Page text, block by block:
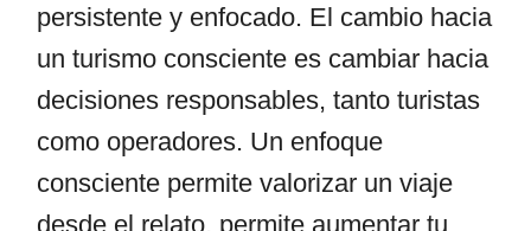
persistente y enfocado. El cambio hacia
un turismo consciente es cambiar hacia
decisiones responsables, tanto turistas
como operadores. Un enfoque
consciente permite valorizar un viaje
desde el relato, permite aumentar tu